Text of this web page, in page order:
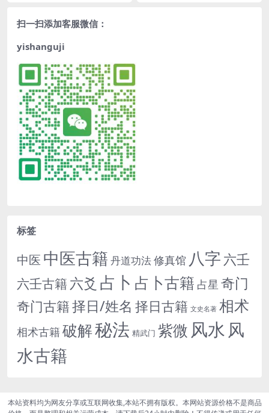
扫一扫添加客服微信：
yishanguji
标签
中医 中医古籍 丹道功法修真馆 八字 六壬
六壬古籍 六爻 占卜 占卜古籍 占星 奇门
奇门古籍择日/姓名 择日古籍 文史名著 相术
相术古籍破解秘法 精武门 紫微 风水 风
水古籍
本站资料均为网友分享或互联网收集,本站不拥有版权。本网站资源价格不是商品